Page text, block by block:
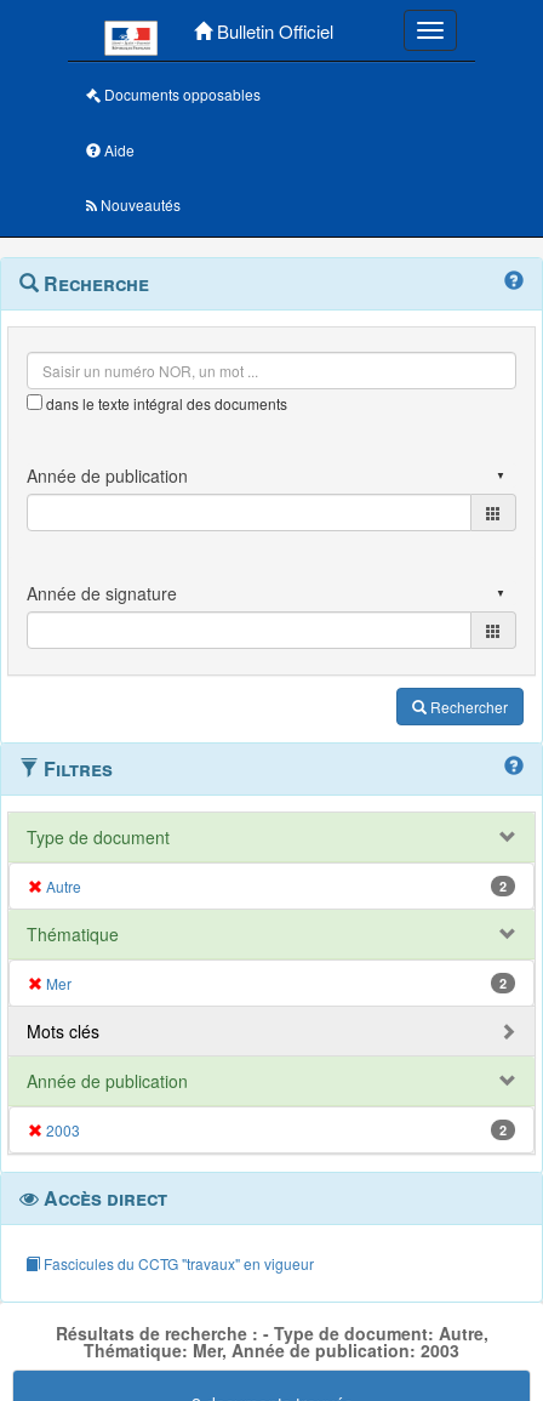
Bulletin Officiel Toggle
Documents opposables
Aide
Nouveautés
Navigation
outils
Menu
contextuel
Recherche
dans le texte intégral des documents
Rechercher
Filtres
Type de document
Autre 2
Thématique
Mer 2
Mots clés
Année de publication
2003 2
Accès direct
Fascicules du CCTG "travaux" en vigueur
Résultats de recherche : - Type de document: Autre,
Thématique: Mer, Année de publication: 2003